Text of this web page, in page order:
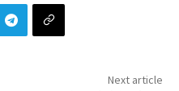
Next article